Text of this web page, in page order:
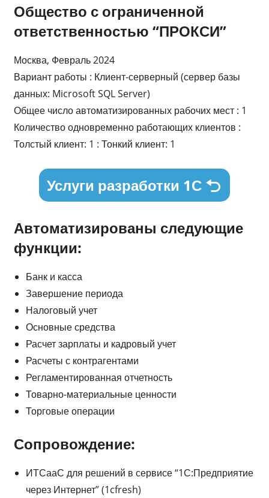
Общество с ограниченной
ответственностью “ПРОКСИ”
Москва, Февраль 2024
Вариант работы : Клиент-серверный (сервер базы
данных: Microsoft SQL Server)
Общее число автоматизированных рабочих мест : 1
Количество одновременно работающих клиентов :
Толстый клиент: 1 : Тонкий клиент: 1
Услуги разработки 1С
Автоматизированы следующие
функции:
Банк и касса
Завершение периода
Налоговый учет
Основные средства
Расчет зарплаты и кадровый учет
Расчеты с контрагентами
Регламентированная отчетность
Товарно-материальные ценности
Торговые операции
Сопровождение:
ИТСааС для решений в сервисе “1С:Предприятие
через Интернет” (1cfresh)